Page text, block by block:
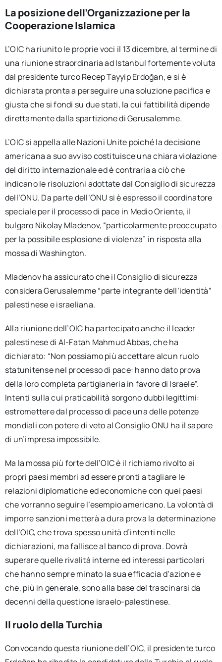
La posizione dell’Organizzazione per la
Cooperazione Islamica
L’OIC ha riunito le proprie voci il 13 dicembre, al termine di
una riunione straordinaria ad Istanbul fortemente voluta
dal presidente turco Recep Tayyip Erdoğan, e si è
dichiarata pronta a perseguire una soluzione pacifica e
giusta che si fondi su due stati, la cui fattibilità dipende
direttamente dalla spartizione di Gerusalemme.
L’OIC si appella alle Nazioni Unite poiché la decisione
americana a suo avviso costituisce una chiara violazione
del diritto internazionale ed è contraria a ciò che
indicano le risoluzioni adottate dal Consiglio di sicurezza
dell’ONU. Da parte dell’ONU si è espresso il coordinatore
speciale per il processo di pace in Medio Oriente, il
bulgaro Nikolay Mladenov, “particolarmente preoccupato
per la possibile esplosione di violenza” in risposta alla
mossa di Washington.
Mladenov ha assicurato che il Consiglio di sicurezza
considera Gerusalemme “parte integrante dell’identità”
palestinese e israeliana.
Alla riunione dell’OIC ha partecipato anche il leader
palestinese di Al-Fatah Mahmud Abbas, che ha
dichiarato: “Non possiamo più accettare alcun ruolo
statunitense nel processo di pace: hanno dato prova
della loro completa partigianeria in favore di Israele”.
Intenti sulla cui praticabilità sorgono dubbi legittimi:
estromettere dal processo di pace una delle potenze
mondiali con potere di veto al Consiglio ONU ha il sapore
di un’impresa impossibile.
Ma la mossa più forte dell’OIC è il richiamo rivolto ai
propri paesi membri ad essere pronti a tagliare le
relazioni diplomatiche ed economiche con quei paesi
che vorranno seguire l’esempio americano. La volontà di
imporre sanzioni metterà a dura prova la determinazione
dell’OIC, che trova spesso unità d’intenti nelle
dichiarazioni, ma fallisce al banco di prova. Dovrà
superare quelle rivalità interne ed interessi particolari
che hanno sempre minato la sua efficacia d’azione e
che, più in generale, sono alla base del trascinarsi da
decenni della questione israelo-palestinese.
Il ruolo della Turchia
Convocando questa riunione dell’OIC, il presidente turco